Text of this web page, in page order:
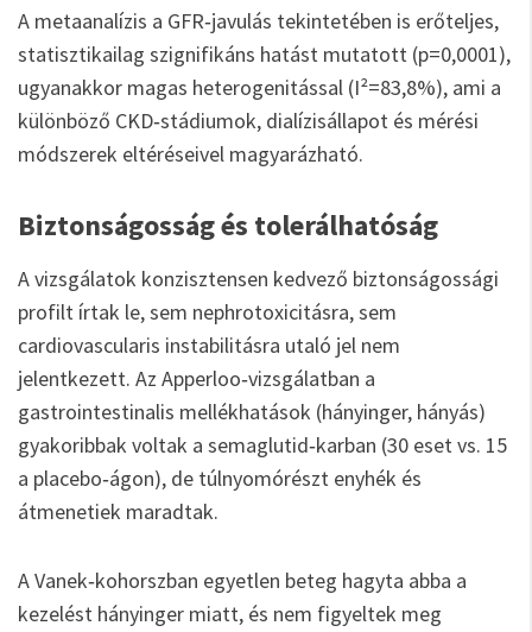
A metaanalízis a GFR‑javulás tekintetében is erőteljes,
statisztikailag szignifikáns hatást mutatott (p=0,0001),
ugyanakkor magas heterogenitással (I²=83,8%), ami a
különböző CKD‑stádiumok, dialízisállapot és mérési
módszerek eltéréseivel magyarázható.
Biztonságosság és tolerálhatóság
A vizsgálatok konzisztensen kedvező biztonságossági
profilt írtak le, sem nephrotoxicitásra, sem
cardiovascularis instabilitásra utaló jel nem
jelentkezett. Az Apperloo‑vizsgálatban a
gastrointestinalis mellékhatások (hányinger, hányás)
gyakoribbak voltak a semaglutid‑karban (30 eset vs. 15
a placebo‑ágon), de túlnyomórészt enyhék és
átmenetiek maradtak.
A Vanek‑kohorszban egyetlen beteg hagyta abba a
kezelést hányinger miatt, és nem figyeltek meg